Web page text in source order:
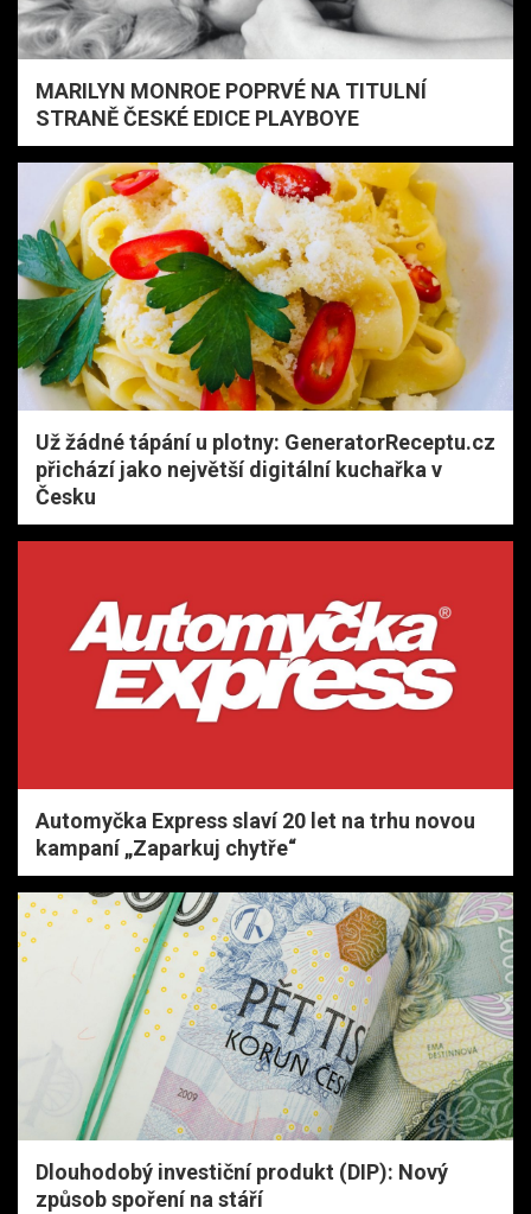
MARILYN MONROE POPRVÉ NA TITULNÍ
STRANĚ ČESKÉ EDICE PLAYBOYE
Už žádné tápání u plotny: GeneratorReceptu.cz
přichází jako největší digitální kuchařka v
Česku
Automyčka Express slaví 20 let na trhu novou
kampaní „Zaparkuj chytře“
Dlouhodobý investiční produkt (DIP): Nový
způsob spoření na stáří